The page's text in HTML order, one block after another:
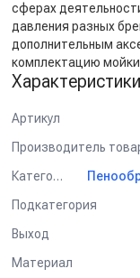
сферах
давления разных
дополнительным
комплектацию
Характеристики
Артикул
Производитель
Категория
Подкатегория
Выход
Материал